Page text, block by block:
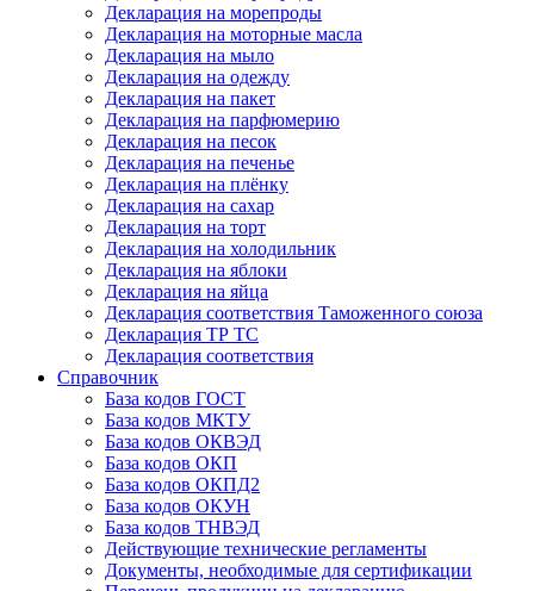
Декларация на морепроды
Декларация на моторные масла
Декларация на мыло
Декларация на одежду
Декларация на пакет
Декларация на парфюмерию
Декларация на песок
Декларация на печенье
Декларация на плёнку
Декларация на сахар
Декларация на торт
Декларация на холодильник
Декларация на яблоки
Декларация на яйца
Декларация соответствия Таможенного союза
Декларация ТР ТС
Декларация соответствия
Справочник
База кодов ГОСТ
База кодов МКТУ
База кодов ОКВЭД
База кодов ОКП
База кодов ОКПД2
База кодов ОКУН
База кодов ТНВЭД
Действующие технические регламенты
Документы, необходимые для сертификации